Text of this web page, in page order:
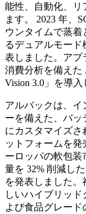
能性、自動化、リ
ます。 2023 年、
ウンタイムで蒸
るデュアルモード
表しました。アプ
消費分析を備えた
Vision 3.0」を導入
アルバックは、
ーを備えた、バッ
にカスタマイズさ
ットフォームを発
ーロッパの軟包装
量を 32% 削減し
を発表しました
しいハイブリッ
よび食品グレー